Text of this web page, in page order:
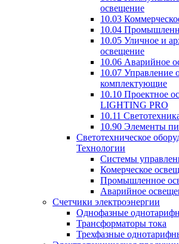
освещение
10.03
10.04
10.05 Уличное и
освещение
10.06 Аварийное
10.07 Управление
комплектующие
10.10 Проектное
LIGHTING PRO
10.11
10.90 Элементы
Светотехническое
Технологии
Системы
Комерческое
Промышленное
Аварийное
Счетчики электроэнергии
Однофазные
Трансформаторы тока
Трехфазные